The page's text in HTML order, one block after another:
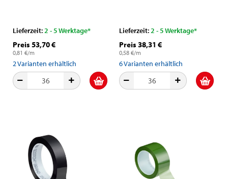
Lieferzeit:2 - 5 Werktage*
Preis 53,70 €
0,81 €/m
2Varianten erhältlich
Lieferzeit:2 - 5 Werktage*
Preis 38,31 €
0,58 €/m
6Varianten erhältlich